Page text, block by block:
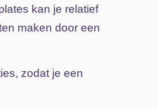
kan je relatief
maken door een
, zodat je een